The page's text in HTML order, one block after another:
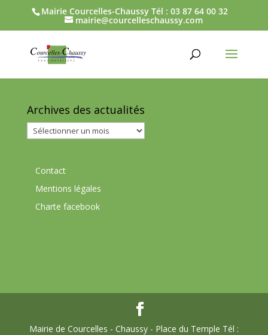
Mairie Courcelles-Chaussy Tél : 03 87 64 00 32
mairie@courcelleschaussy.com
Archives des actualités
Archives
des
Contact
Mentions légales
Charte facebook
Mairie de Courcelles - Chaussy - Place du Temple Tél :